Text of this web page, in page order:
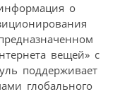
о
вещей» с
поддерживает
глобального